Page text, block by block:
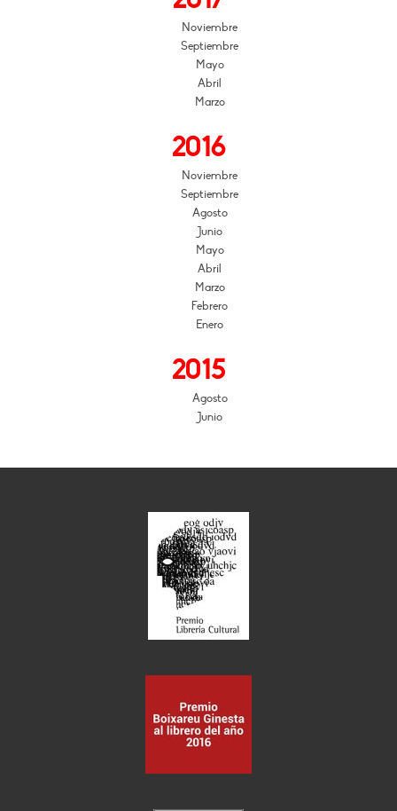
Noviembre
Septiembre
Mayo
Abril
Marzo
2016
Noviembre
Septiembre
Agosto
Junio
Mayo
Abril
Marzo
Febrero
Enero
2015
Agosto
Junio